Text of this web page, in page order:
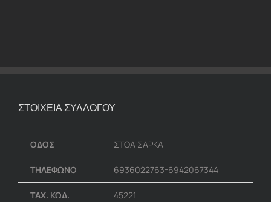
ΣΤΟΙΧΕΙΑ ΣΥΛΛΟΓΟΥ
ΟΔΟΣ ΣΤΟΑ ΣΑΡΚΑ
ΤΗΛΕΦΩΝΟ 6936022763-6942067344
ΤΑΧ. ΚΩΔ. 45221